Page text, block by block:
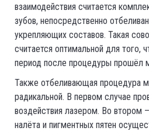
взаимодействия считается
зубов, непосредственно
укрепляющих составов. Такая
считается оптимальной для того,
период после процедуры прошёл
Также отбеливающая процедура
радикальной. В первом случае
воздействия лазером. Во втором
налёта и пигментных пятен